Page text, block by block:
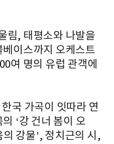
림, 태평소와 나발을
이스까지 오케스트
여 명의 유럽 관객에
국 가곡이 잇따라 연
‘강 건너 봄이 오
의 강물’, 정치근의 시,